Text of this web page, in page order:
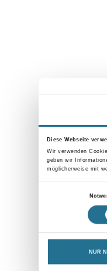
Diese Webseite
Wir verwenden
geben wir
möglicherweise mit
NUR